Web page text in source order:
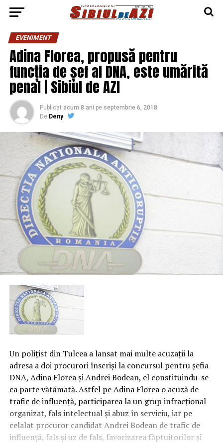
EVENIMENT
Adina Florea, propusă pentru
funcția de șef al DNA, este umărită
penal | Sibiul de AZI
Publicat acum 8 ani pe septembrie 6, 2018
De Deny
Un poliţist din Tulcea a lansat mai multe acuzaţii la
adresa a doi procurori înscrişi la concursul pentru şefia
DNA, Adina Florea şi Andrei Bodean, el constituindu-se
ca parte vătămată. Astfel pe Adina Florea o acuză de
trafic de influenţă, participarea la un grup infracţional
organizat, fals intelectual şi abuz în serviciu, iar pe
celalat procuror candidat Andrei Bodean de trafic de
influenţă, fals şi uz de fals, favorizarea făptuitorilor şi